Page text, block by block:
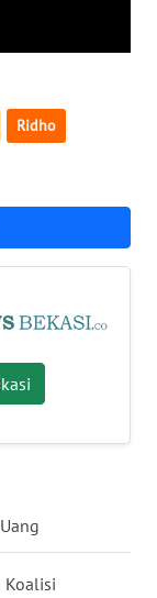
Ridho
Koalisi